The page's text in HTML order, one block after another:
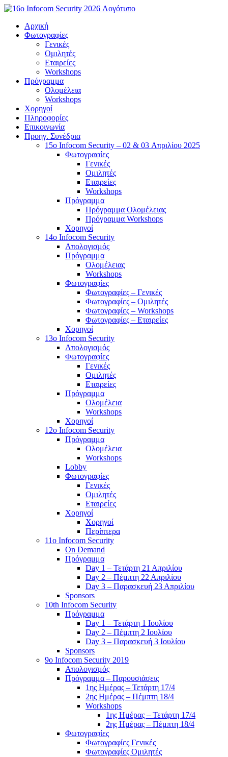
Μετάβαση
περιεχόμενο
Αρχική
Φωτογραφίες
Γενικές
Ομιλητές
Εταιρείες
Workshops
Πρόγραμμα
Ολομέλεια
Workshops
Χορηγοί
Πληροφορίες
Επικοινωνία
Προηγ. Συνέδρια
15o Infocom Security – 02 & 03 Απριλίου 2025
Φωτογραφίες
Γενικές
Ομιλητές
Εταιρείες
Workshops
Πρόγραμμα
Πρόγραμμα Ολομέλειας
Πρόγραμμα Workshops
Χορηγοί
14o Infocom Security
Απολογισμός
Πρόγραμμα
Ολομέλειας
Workshops
Φωτογραφίες
Φωτογραφίες – Γενικές
Φωτογραφίες – Ομιλητές
Φωτογραφίες – Workshops
Φωτογραφίες – Εταιρείες
Χορηγοί
13o Infocom Security
Απολογισμός
Φωτογραφίες
Γενικές
Ομιλητές
Εταιρείες
Πρόγραμμα
Ολομέλεια
Workshops
Χορηγοί
12o Infocom Security
Πρόγραμμα
Ολομέλεια
Workshops
Lobby
Φωτογραφίες
Γενικές
Ομιλητές
Εταιρείες
Χορηγοί
Χορηγοί
Περίπτερα
11o Infocom Security
On Demand
Πρόγραμμα
Day 1 – Τετάρτη 21 Απριλίου
Day 2 – Πέμπτη 22 Απριλίου
Day 3 – Παρασκευή 23 Απριλίου
Sponsors
10th Infocom Security
Πρόγραμμα
Day 1 – Τετάρτη 1 Ιουλίου
Day 2 – Πέμπτη 2 Ιουλίου
Day 3 – Παρασκευή 3 Ιουλίου
Sponsors
9ο Infocom Security 2019
Απολογισμός
Πρόγραμμα – Παρουσιάσεις
1ης Ημέρας – Τετάρτη 17/4
2ης Ημέρας – Πέμπτη 18/4
Workshops
1ης Ημέρας – Τετάρτη 17/4
2ης Ημέρας – Πέμπτη 18/4
Φωτογραφίες
Φωτογραφίες Γενικές
Φωτογραφίες Ομιλητές